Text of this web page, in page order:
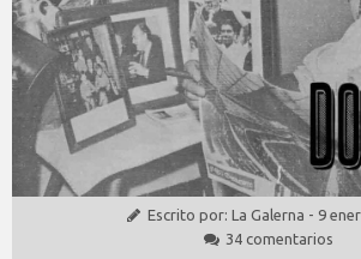
Escrito por: La Galerna - 9
34 comentarios